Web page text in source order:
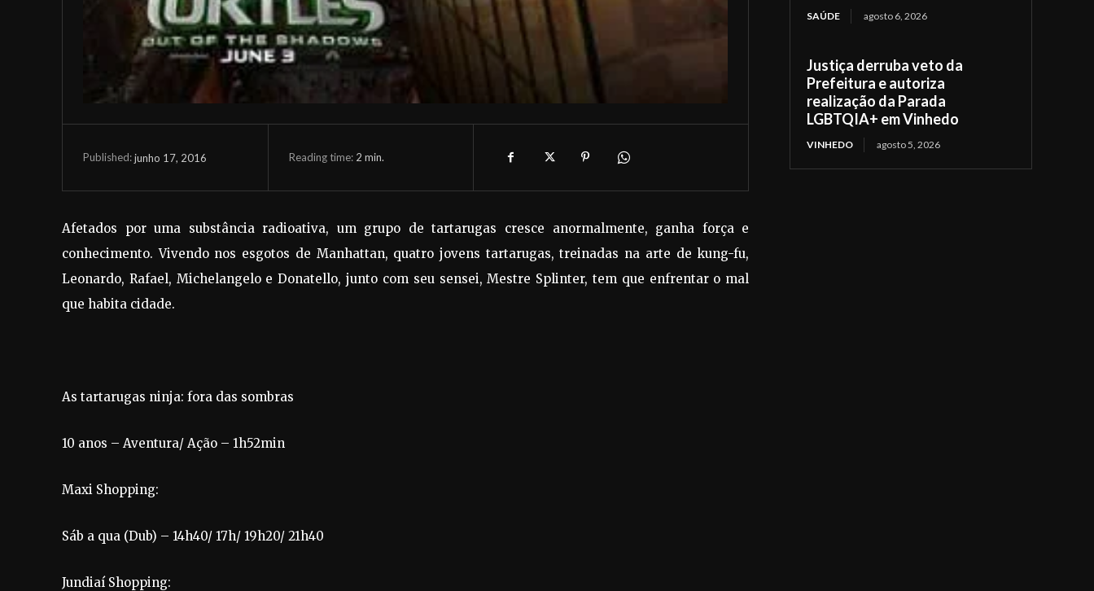
Published:junho 17, 2016 Reading time: 2 min.
Afetados por uma substância radioativa, um grupo de tartarugas cresce anormalmente, ganha força e
conhecimento. Vivendo nos esgotos de Manhattan, quatro jovens tartarugas, treinadas na arte de kung-fu,
Leonardo, Rafael, Michelangelo e Donatello, junto com seu sensei, Mestre Splinter, tem que enfrentar o mal
que habita cidade.
As tartarugas ninja: fora das sombras
10 anos – Aventura/ Ação – 1h52min
Maxi Shopping:
Sáb a qua (Dub) – 14h40/ 17h/ 19h20/ 21h40
Jundiaí Shopping:
SAÚDE agosto 6, 2026
Justiça derruba veto da
Prefeitura e autoriza
realização da Parada
LGBTQIA+ em Vinhedo
VINHEDO agosto 5, 2026